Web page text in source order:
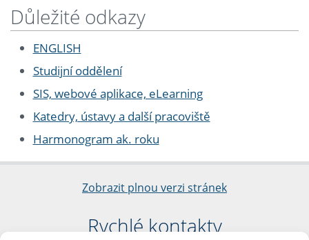
Důležité odkazy
ENGLISH
Studijní oddělení
SIS, webové aplikace, eLearning
Katedry, ústavy a další pracoviště
Harmonogram ak. roku
Zobrazit plnou verzi stránek
Rychlé kontakty